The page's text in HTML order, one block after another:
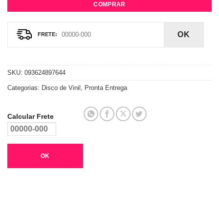
COMPRAR
OK
SKU: 093624897644
Categorias: Disco de Vinil Pronta Entrega
Calcular Frete
OK